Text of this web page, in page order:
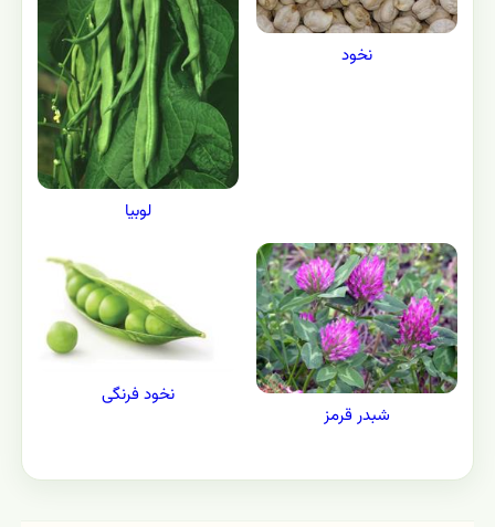
نخود
لوبيا
شبدر قرمز
نخود فرنگی